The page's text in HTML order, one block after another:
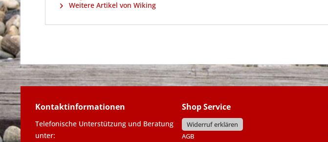
Weitere Artikel von Wiking
Kontaktinformationen
Telefonische Unterstützung und Beratung
unter:
Shop Service
Widerruf erklären
AGB